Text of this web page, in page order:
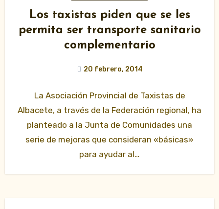
Los taxistas piden que se les
permita ser transporte sanitario
complementario
20 febrero, 2014
La Asociación Provincial de Taxistas de
Albacete, a través de la Federación regional, ha
planteado a la Junta de Comunidades una
serie de mejoras que consideran «básicas»
para ayudar al…